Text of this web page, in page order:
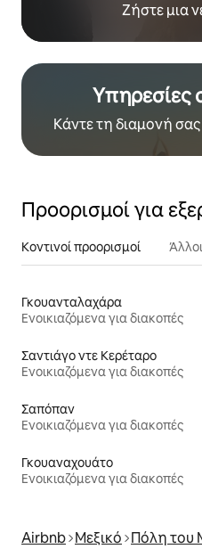
Ζήστε μια
Υπηρεσίες
Κάντε τη διαμονή
Προορισμοί για
Κοντινοί προορισμοί
Γκουανταλαχάρα
Ενοικιαζόμενα για διακοπές
Σαντιάγο ντε Κερέταρο
Ενοικιαζόμενα για διακοπές
Σαπόπαν
Ενοικιαζόμενα για διακοπές
Γκουαναχουάτο
Ενοικιαζόμενα για διακοπές
Airbnb Μεξικό Πόλη του